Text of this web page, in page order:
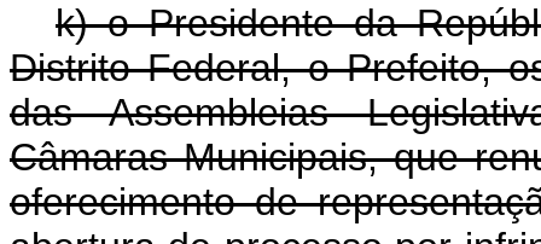
k) o Presidente da
Distrito Federal, o Prefeito,
das Assembleias
Câmaras Municipais, que
oferecimento de